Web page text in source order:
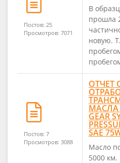
Постов: 25
Просмотров: 7071
В
прошла
новую.
Постов: 7
Просмотров: 3088
ОТЧЕТ
МАСЛА
GEAR
SAE
Масло
5000 км.